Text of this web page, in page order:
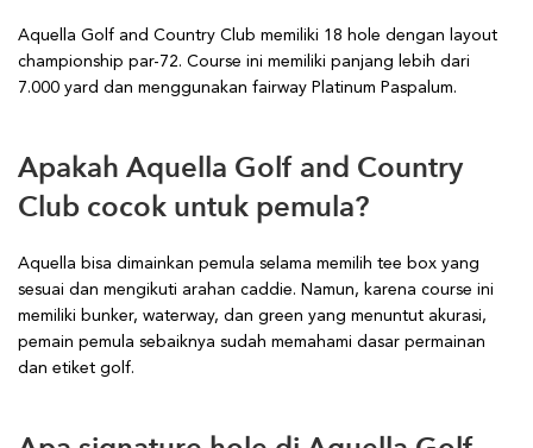
Aquella Golf and Country Club memiliki 18 hole dengan layout
championship par-72. Course ini memiliki panjang lebih dari
7.000 yard dan menggunakan fairway Platinum Paspalum.
Apakah Aquella Golf and Country
Club cocok untuk pemula?
Aquella bisa dimainkan pemula selama memilih tee box yang
sesuai dan mengikuti arahan caddie. Namun, karena course ini
memiliki bunker, waterway, dan green yang menuntut akurasi,
pemain pemula sebaiknya sudah memahami dasar permainan
dan etiket golf.